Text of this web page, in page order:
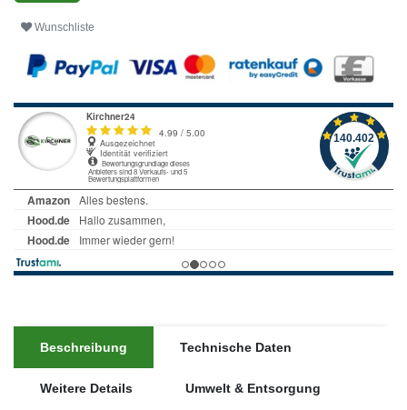
Wunschliste
Beschreibung Technische Daten
Weitere Details Umwelt & Entsorgung